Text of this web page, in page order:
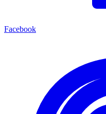
Facebook